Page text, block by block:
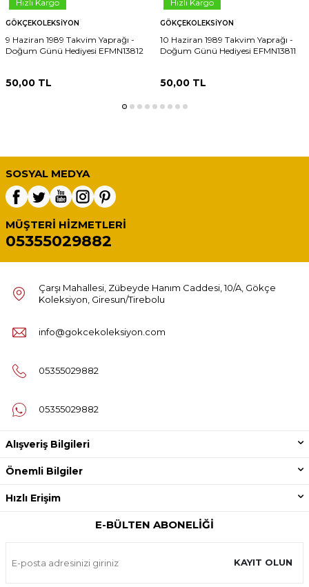
Hızlı Kargo
GÖKÇEKOLEKSIYON
9 Haziran 1989 Takvim Yaprağı -
Doğum Günü Hediyesi EFMN13812
50,00 TL
Hızlı Kargo
GÖKÇEKOLEKSIYON
10 Haziran 1989 Takvim Yaprağı -
Doğum Günü Hediyesi EFMN13811
50,00TL
SOSYAL MEDYA
MÜŞTERI HIZMETLERI
05355029882
Çarşı Mahallesi, Zübeyde Hanım Caddesi, 10/A, Gökçe
Koleksiyon, Giresun/Tirebolu
info@gokcekoleksiyon.com
05355029882
05355029882
Alışveriş Bilgileri
Önemli Bilgiler
Hızlı Erişim
E-BÜLTEN ABONELIĞI
KAYIT OLUN